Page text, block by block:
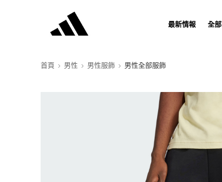
最新情報 全
首頁 男性 男性服飾 男性全部服飾